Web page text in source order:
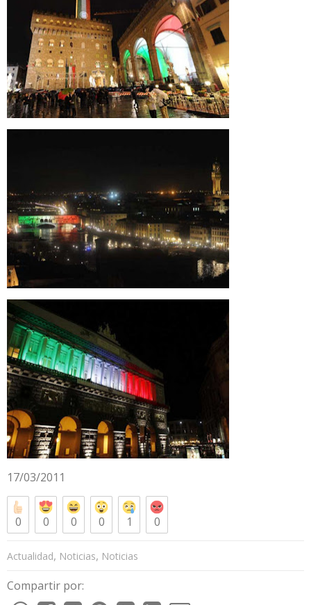
17/03/2011
0 0 0 0 1 0
Actualidad, Noticias, Noticias
Compartir por: